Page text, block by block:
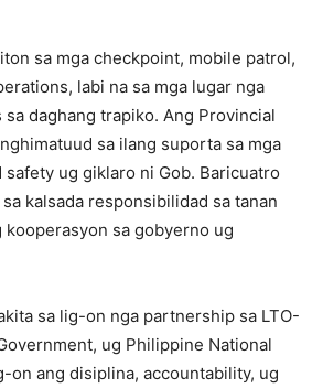
sa mga checkpoint, mobile patrol,
labi na sa mga lugar nga
daghang trapiko. Ang Provincial
sa ilang suporta sa mga
safety ug giklaro ni Gob. Baricuatro
kalsada responsibilidad sa tanan
kooperasyon sa gobyerno ug
sa lig-on nga partnership sa LTO-
ug Philippine National
on ang disiplina, accountability, ug